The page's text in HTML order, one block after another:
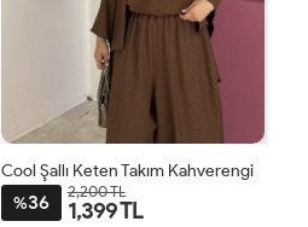
Cool Şallı Keten Takım Kahverengi
%36 2,200 TL
1,399 TL